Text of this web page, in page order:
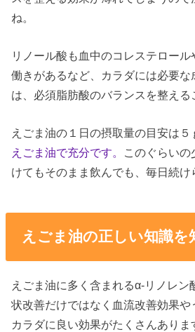
ね。
リノール酸も血中のコレステロール
働きがあるなど、カラダには必要
は、必須脂肪酸のバランスを整える
えごま油の１日の摂取量の目安は５
えごま油で充分です。 このぐらい
けてもそのまま飲んでも、毎日続け
えごま油の正しい知識を
えごま油に多く含まれるα-リノレン
状改善だけではなく血流改善効果
カラダに良い効果がたくさんありま